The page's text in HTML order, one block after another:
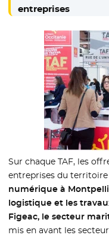
entreprises
Sur chaque TAF, les
entreprises du
numérique à
logistique et les
Figeac, le secteur
mis en avant les